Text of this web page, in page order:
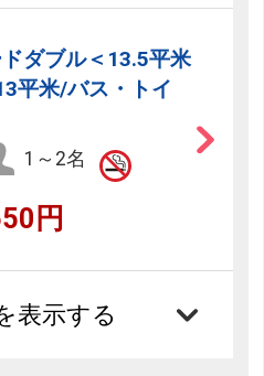
ドダブル＜13.5平米
平米/バス・トイ
1～2名
円
表示する